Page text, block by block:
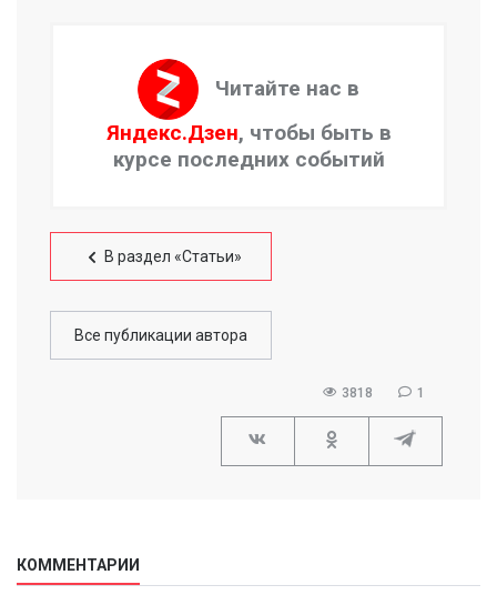
Читайте нас в
Яндекс.Дзен, чтобы быть в
курсе последних событий
В раздел «Статьи»
Все публикации автора
3818 1
КОММЕНТАРИИ